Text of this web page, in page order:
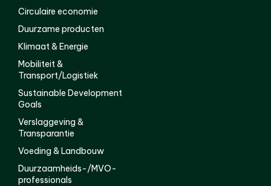
Circulaire economie
Duurzame producten
Klimaat & Energie
Mobiliteit &
Transport/Logistiek
Sustainable Development
Goals
Verslaggeving &
Transparantie
Voeding & Landbouw
Duurzaamheids-/MVO-
professionals